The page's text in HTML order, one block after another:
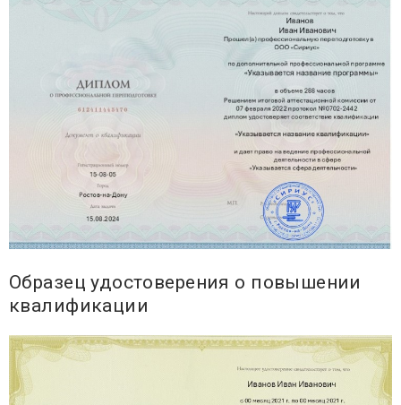
Образец удостоверения о повышении
квалификации